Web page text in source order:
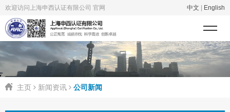
欢迎访问上海申西认证有限公司 官网 中文 English
主页 新闻资讯 公司新闻